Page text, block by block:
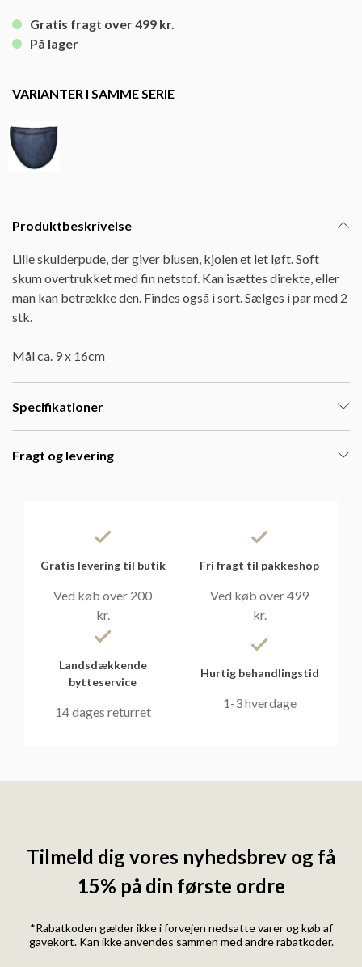
Gratis fragt over 499 kr.
På lager
VARIANTER I SAMME SERIE
Produktbeskrivelse
Lille skulderpude, der giver blusen, kjolen et let løft. Soft
skum overtrukket med fin netstof. Kan isættes direkte, eller
man kan betrække den. Findes også i sort. Sælges i par med 2
stk.
Mål ca. 9 x 16cm
Specifikationer
Fragt og levering
Gratis levering til butik
Ved køb over 200
kr.
Fri fragt til pakkeshop
Ved køb over 499
kr.
Landsdækkende
bytteservice
14 dages returret
Hurtig behandlingstid
1-3 hverdage
Tilmeld dig vores nyhedsbrev og få
15% på din første ordre
*Rabatkoden gælder ikke i forvejen nedsatte varer og køb af
gavekort. Kan ikke anvendes sammen med andre rabatkoder.